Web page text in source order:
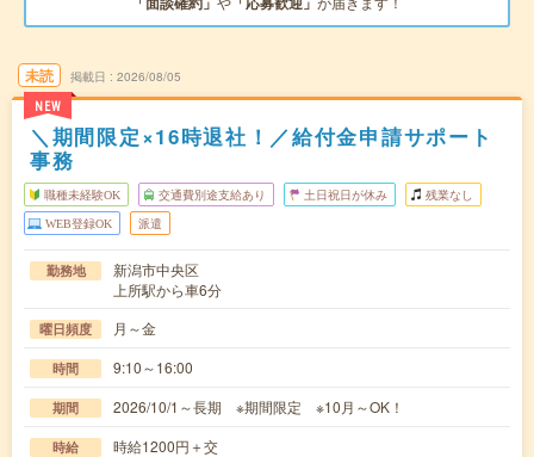
未読
NEW
掲載日 2026/08/05
＼期間限定×16時退社！／給付金申請サポート
事務
職種未経験OK 交通費別途支給あり 土日祝日が休み 残業なし
WEB登録OK 派遣
勤務地
新潟市中央区
上所駅から車6分
曜日頻度 月～金
時間 9:10～16:00
期間 2026/10/1～長期 ※期間限定 ※10月～OK！
時給 時給1200円＋交